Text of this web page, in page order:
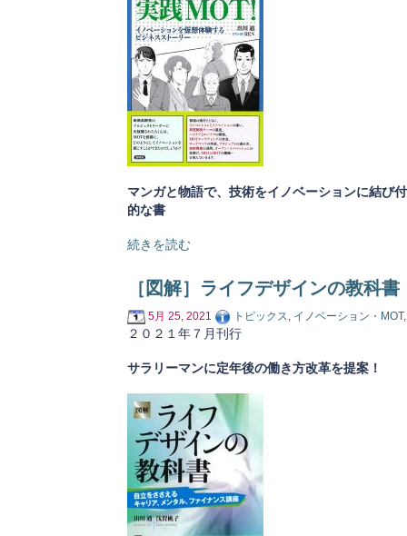
マンガと物語で、技術をイノベーションに結び
的な書
続きを読む
［図解］ライフデザインの教科書
5月 25, 2021 トピックス, イノベーション・MOT
２０２１年７月刊行
サラリーマンに定年後の働き方改革を提案！